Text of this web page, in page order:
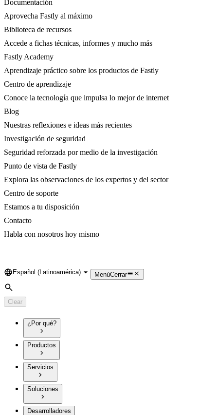
Documentación
Aprovecha Fastly al máximo
Biblioteca de recursos
Accede a fichas técnicas, informes y mucho más
Fastly Academy
Aprendizaje práctico sobre los productos de Fastly
Centro de aprendizaje
Conoce la tecnología que impulsa lo mejor de internet
Blog
Nuestras reflexiones e ideas más recientes
Investigación de seguridad
Seguridad reforzada por medio de la investigación
Punto de vista de Fastly
Explora las observaciones de los expertos y del sector
Centro de soporte
Estamos a tu disposición
Contacto
Habla con nosotros hoy mismo
Language
Español (Latinoamérica) MenúCerrar
Search
Clear
¿Por qué?
Productos
Servicios
Soluciones
Desarrolladores